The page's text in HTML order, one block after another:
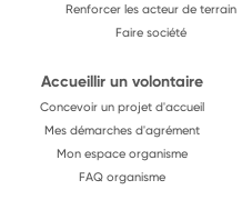
Renforcer les acteur de terrain
Faire société
Accueillir un volontaire
Concevoir un projet d'accueil
Mes démarches d'agrément
Mon espace organisme
FAQ organisme